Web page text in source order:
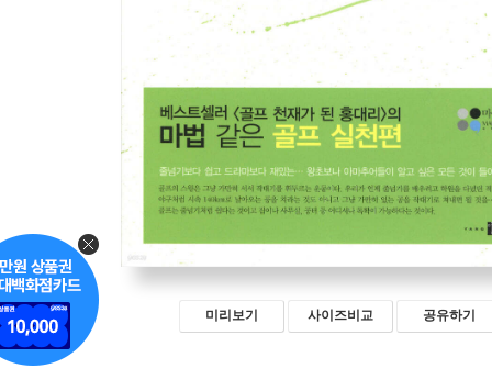
미리보기 사이즈비교 공유하기